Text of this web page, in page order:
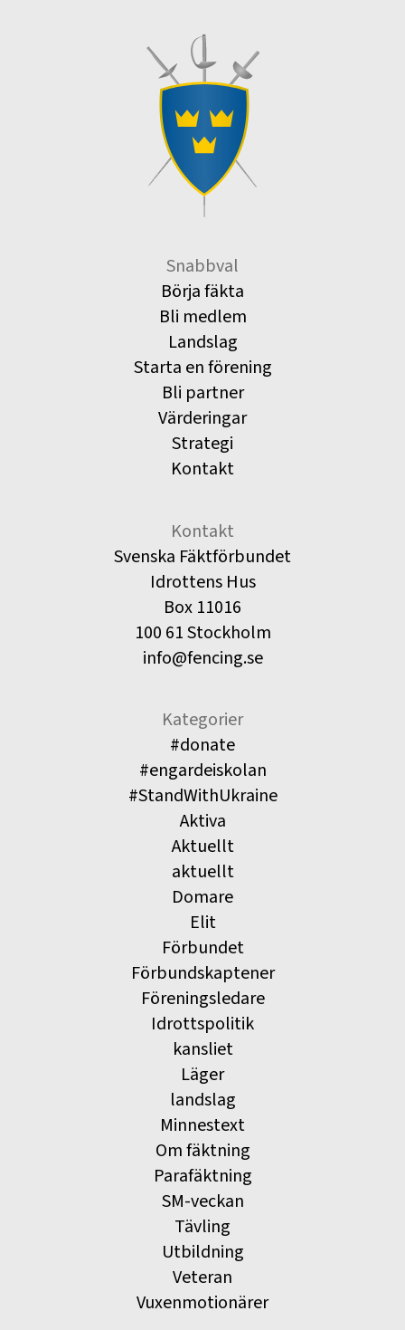
Snabbval
Börja fäkta
Bli medlem
Landslag
Starta en förening
Bli partner
Värderingar
Strategi
Kontakt
Kontakt
Svenska Fäktförbundet
Idrottens Hus
Box 11016
100 61 Stockholm
info@fencing.se
Kategorier
#donate
#engardeiskolan
#StandWithUkraine
Aktiva
Aktuellt
aktuellt
Domare
Elit
Förbundet
Förbundskaptener
Föreningsledare
Idrottspolitik
kansliet
Läger
landslag
Minnestext
Om fäktning
Parafäktning
SM-veckan
Tävling
Utbildning
Veteran
Vuxenmotionärer